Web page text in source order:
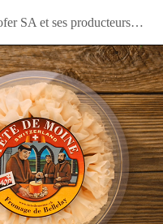
SA et ses producteurs…